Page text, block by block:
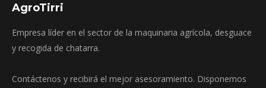
AgroTirri
Empresa líder en el sector de la maquinaria agrícola, desguace
y recogida de chatarra.
Contáctenos y recibirá el mejor asesoramiento. Disponemos